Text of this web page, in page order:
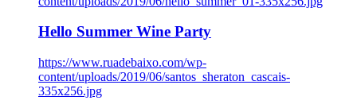
Hello Summer Wine Party
https://www.ruadebaixo.com/wp-
content/uploads/2019/06/santos_sheraton_cascais-
335x256.jpg